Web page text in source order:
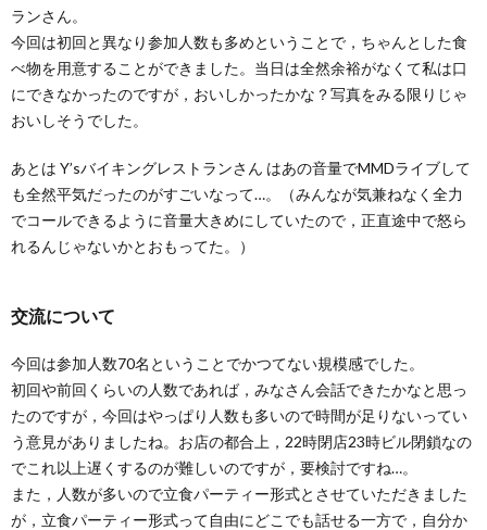
ランさん。
今回は初回と異なり参加人数も多めということで，ちゃんとした食
べ物を用意することができました。当日は全然余裕がなくて私は口
にできなかったのですが，おいしかったかな？写真をみる限りじゃ
おいしそうでした。
あとは Y’sバイキングレストランさん はあの音量でMMDライブして
も全然平気だったのがすごいなって…。（みんなが気兼ねなく全力
でコールできるように音量大きめにしていたので，正直途中で怒ら
れるんじゃないかとおもってた。）
交流について
今回は参加人数70名ということでかつてない規模感でした。
初回や前回くらいの人数であれば，みなさん会話できたかなと思っ
たのですが，今回はやっぱり人数も多いので時間が足りないってい
う意見がありましたね。お店の都合上，22時閉店23時ビル閉鎖なの
でこれ以上遅くするのが難しいのですが，要検討ですね…。
また，人数が多いので立食パーティー形式とさせていただきました
が，立食パーティー形式って自由にどこでも話せる一方で，自分か